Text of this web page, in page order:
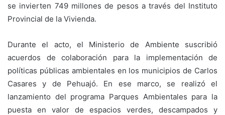
se invierten 749 millones de pesos a través del Instituto
Provincial de la Vivienda.
Durante el acto, el Ministerio de Ambiente suscribió
acuerdos de colaboración para la implementación de
políticas públicas ambientales en los municipios de Carlos
Casares y de Pehuajó. En ese marco, se realizó el
lanzamiento del programa Parques Ambientales para la
puesta en valor de espacios verdes, descampados y